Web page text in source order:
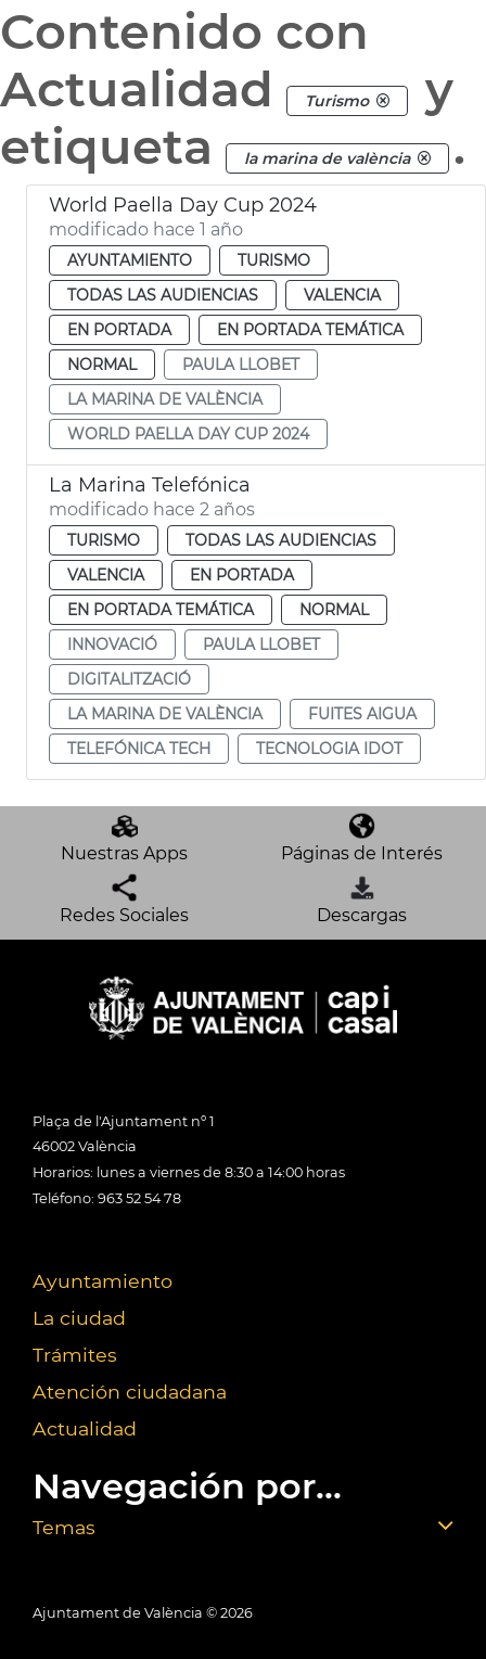
Contenido con
Actualidad
Turismo
y
etiqueta
la marina de valència .
World Paella Day Cup 2024
modificado hace 1 año
AYUNTAMIENTO
TURISMO
TODAS LAS AUDIENCIAS
VALENCIA
EN PORTADA
EN PORTADA TEMÁTICA
NORMAL
PAULA LLOBET
LA MARINA DE VALÈNCIA
WORLD PAELLA DAY CUP 2024
La Marina Telefónica
modificado hace 2 años
TURISMO
TODAS LAS AUDIENCIAS
VALENCIA
EN PORTADA
EN PORTADA TEMÁTICA
NORMAL
INNOVACIÓ
PAULA LLOBET
DIGITALITZACIÓ
LA MARINA DE VALÈNCIA
FUITES AIGUA
TELEFÓNICA TECH
TECNOLOGIA IDOT
Nuestras Apps Páginas de Interés
Redes Sociales Descargas
Plaça de l'Ajuntament nº 1
46002 València
Horarios: lunes a viernes de 8:30 a 14:00 horas
Teléfono: 963 52 54 78
Ayuntamiento
La ciudad
Trámites
Atención ciudadana
Actualidad
Navegación por...
Temas
Ajuntament de València © 2026